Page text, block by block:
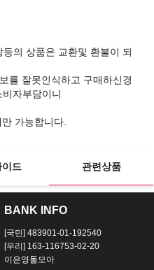
의 상품은 교환및 환불이 되
를 잘못인식하고 구매하신경
자부담이니
이드 관련상품
BANK INFO
[국민] 483901-01-192540
[우리] 163-116753-02-20
이은영돌모아